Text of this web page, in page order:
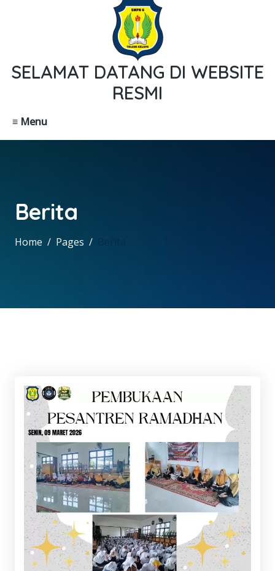
SELAMAT DATANG DI WEBSITE
RESMI
≡ Menu
Berita
Home Pages